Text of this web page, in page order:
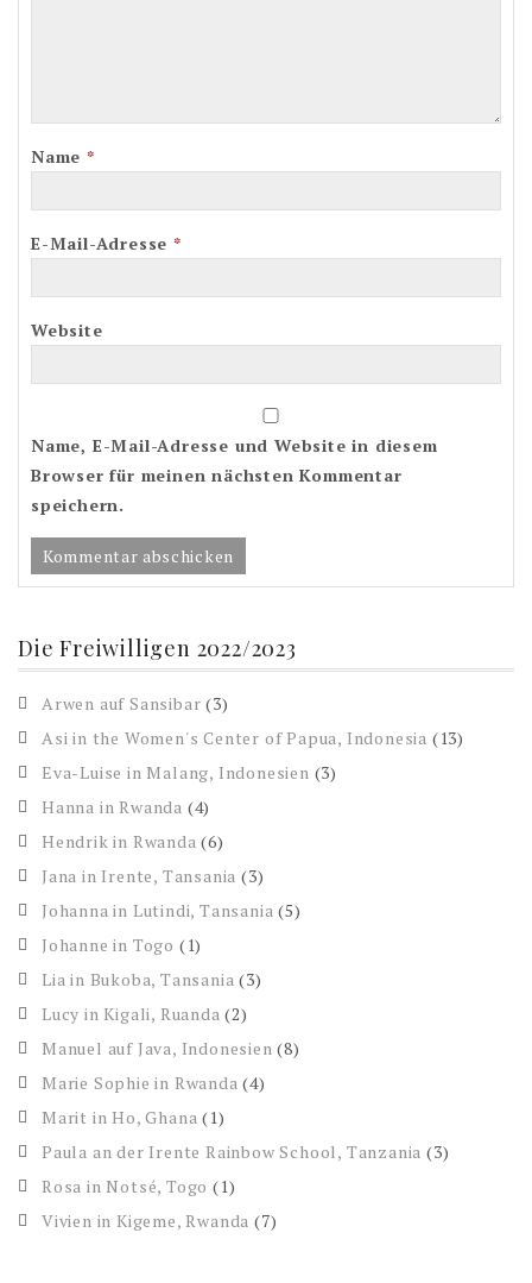
Name *
E-Mail-Adresse*
Website
Name, E-Mail-Adresse und Website in diesem
Browser für meinen nächsten Kommentar
speichern.
Die Freiwilligen 2022/2023
Arwen auf Sansibar (3)
Asi in the Women's Center of Papua, Indonesia (13)
Eva-Luise in Malang, Indonesien (3)
Hanna in Rwanda (4)
Hendrik in Rwanda (6)
Jana in Irente, Tansania (3)
Johanna in Lutindi, Tansania (5)
Johanne in Togo (1)
Lia in Bukoba, Tansania (3)
Lucy in Kigali, Ruanda (2)
Manuel auf Java, Indonesien (8)
Marie Sophie in Rwanda (4)
Marit in Ho, Ghana (1)
Paula an der Irente Rainbow School, Tanzania (3)
Rosa in Notsé, Togo (1)
Vivien in Kigeme, Rwanda (7)